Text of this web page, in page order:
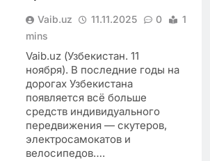
Vaib.uz 11.11.2025 0
1
mins
Vaib.uz (Узбекистан. 11
ноября). В последние годы на
дорогах Узбекистана
появляется всё больше
средств индивидуального
передвижения — скутеров,
электросамокатов и
велосипедов….